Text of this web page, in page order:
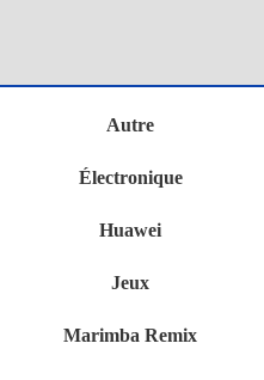
Autre
Électronique
Huawei
Jeux
Marimba Remix